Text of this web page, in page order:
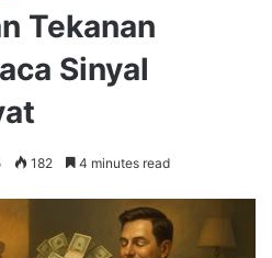
Tekanan
Sinyal
182 4 minutes read